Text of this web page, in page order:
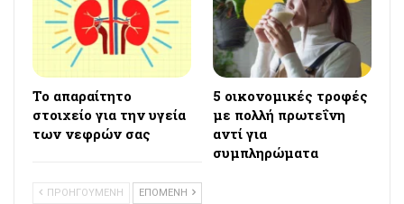
Το απαραίτητο
στοιχείο για την υγεία
των νεφρών σας
5 οικονομικές τροφές
με πολλή πρωτεΐνη
αντί για
συμπληρώματα
ΠΡΟΗΓΟΥΜΕΝΗ ΕΠΟΜΕΝΗ